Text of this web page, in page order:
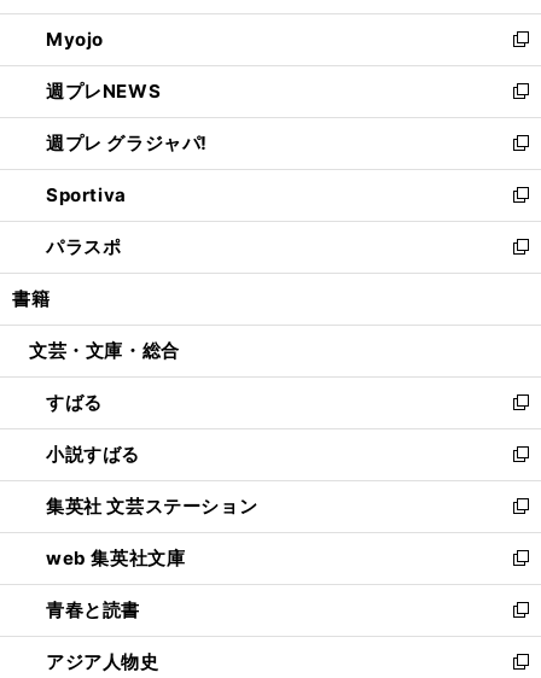
開
く
ウ
で
開
く
ン
ド
ウ
で
開
く
ウ
ィ
ン
ド
ウ
で
開
く
Myojo
新
し
い
ウ
ィ
ン
ド
ウ
で
開
週プレNEWS
新
し
い
ウ
ィ
ン
ド
ウ
開
週プレ グラジャパ!
新
し
い
ウ
ィ
ン
ウ
開
く
Sportiva
新
し
い
ウ
ン
ウ
で
開
く
パラスポ
新
し
ウ
ン
ド
ウ
で
開
く
書籍
文芸・文庫・総合
すばる
新
し
い
ウ
ィ
ン
ド
ウ
で
開
く
小説すばる
新
し
い
ウ
ィ
ン
ド
ウ
で
集英社 文芸ステーション
新
し
い
ウ
ィ
ン
ド
web 集英社文庫
新
し
い
ウ
ィ
青春と読書
新
し
い
アジア人物史
新